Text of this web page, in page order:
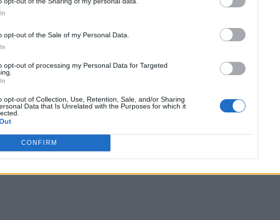
opt-out of the Sale of my Personal Data.
opt-out of processing my Personal Data for Targeted
opt-out of Collection, Use, Retention, Sale, and/or Sharing
Data that Is Unrelated with the Purposes for which it
CONFIRM
κινηματογραφικές και τηλεοπτικές παραγωγές, όπως η γνωστή συμμετοχή του
ριάλιτι «The Apprentice» και στη σειρά «Fresh Prince of Bel-Air».
με μεγάλες εταιρείες των μέσων ενημέρωσης και της τεχνολογίας.
σχετικά με την αναστολή των λογαριασμών του μετά τα γεγονότα της 6ης
η καθεμία.
δολάρια μετά την αναστολή του λογαριασμού του Τραμπ στην πλατφόρμα.
συγκεκριμένες δικαστικές υποθέσεις θα διατεθεί για τη δημιουργία της
δοθεί και στο καταπίστευμα που διαχειρίζεται το National Mall στην